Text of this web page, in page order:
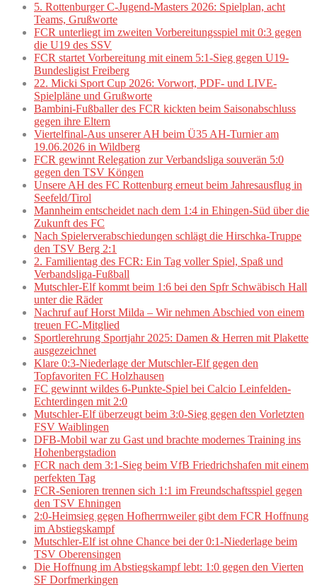
5. Rottenburger C-Jugend-Masters 2026: Spielplan, acht
Teams, Grußworte
FCR unterliegt im zweiten Vorbereitungsspiel mit 0:3 gegen
die U19 des SSV
FCR startet Vorbereitung mit einem 5:1-Sieg gegen U19-
Bundesligist Freiberg
22. Micki Sport Cup 2026: Vorwort, PDF- und LIVE-
Spielpläne und Grußworte
Bambini-Fußballer des FCR kickten beim Saisonabschluss
gegen ihre Eltern
Viertelfinal-Aus unserer AH beim Ü35 AH-Turnier am
19.06.2026 in Wildberg
FCR gewinnt Relegation zur Verbandsliga souverän 5:0
gegen den TSV Köngen
Unsere AH des FC Rottenburg erneut beim Jahresausflug in
Seefeld/Tirol
Mannheim entscheidet nach dem 1:4 in Ehingen-Süd über die
Zukunft des FC
Nach Spielerverabschiedungen schlägt die Hirschka-Truppe
den TSV Berg 2:1
2. Familientag des FCR: Ein Tag voller Spiel, Spaß und
Verbandsliga-Fußball
Mutschler-Elf kommt beim 1:6 bei den Spfr Schwäbisch Hall
unter die Räder
Nachruf auf Horst Milda – Wir nehmen Abschied von einem
treuen FC-Mitglied
Sportlerehrung Sportjahr 2025: Damen & Herren mit Plakette
ausgezeichnet
Klare 0:3-Niederlage der Mutschler-Elf gegen den
Topfavoriten FC Holzhausen
FC gewinnt wildes 6-Punkte-Spiel bei Calcio Leinfelden-
Echterdingen mit 2:0
Mutschler-Elf überzeugt beim 3:0-Sieg gegen den Vorletzten
FSV Waiblingen
DFB-Mobil war zu Gast und brachte modernes Training ins
Hohenbergstadion
FCR nach dem 3:1-Sieg beim VfB Friedrichshafen mit einem
perfekten Tag
FCR-Senioren trennen sich 1:1 im Freundschaftsspiel gegen
den TSV Ehningen
2:0-Heimsieg gegen Hofherrnweiler gibt dem FCR Hoffnung
im Abstiegskampf
Mutschler-Elf ist ohne Chance bei der 0:1-Niederlage beim
TSV Oberensingen
Die Hoffnung im Abstiegskampf lebt: 1:0 gegen den Vierten
SF Dorfmerkingen